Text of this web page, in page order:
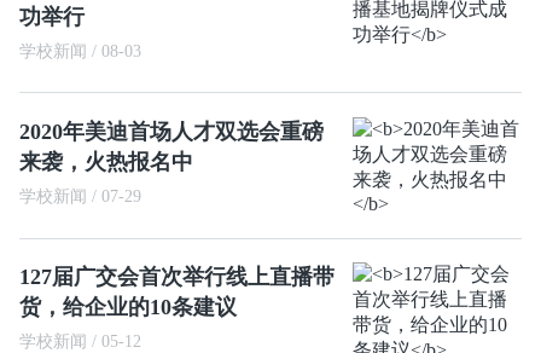
功举行
学校新闻 / 08-03
2020年美迪首场人才双选会重磅
来袭，火热报名中
学校新闻 / 07-29
127届广交会首次举行线上直播带
货，给企业的10条建议
学校新闻 / 05-12